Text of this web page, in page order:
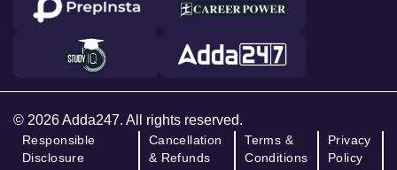
© 2026 Adda247. All rights reserved.
Responsible
Disclosure
Cancellation
& Refunds
Terms &
Conditions
Privacy
Policy